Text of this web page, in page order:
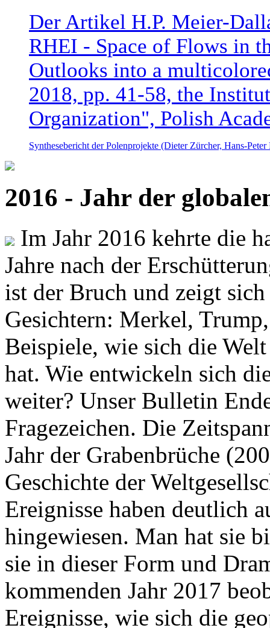
Der Artikel H.P. Meier-
RHEI - Space of Flows in
Outlooks into a
2018, pp. 41-58, the
Organization", Polish
Synthesebericht der Polenprojekte (Dieter Zürcher, Hans-
2016 - Jahr der
Im Jahr 2016 kehrte die
Jahre nach der
ist der Bruch und zeigt
Gesichtern: Merkel,
Beispiele, wie sich die
hat. Wie entwickeln sich
weiter? Unser Bulletin
Fragezeichen. Die
Jahr der Grabenbrüche
Geschichte der
Ereignisse haben deutlich
hingewiesen. Man hat sie
sie in dieser Form und
kommenden Jahr 2017
Ereignisse, wie sich die